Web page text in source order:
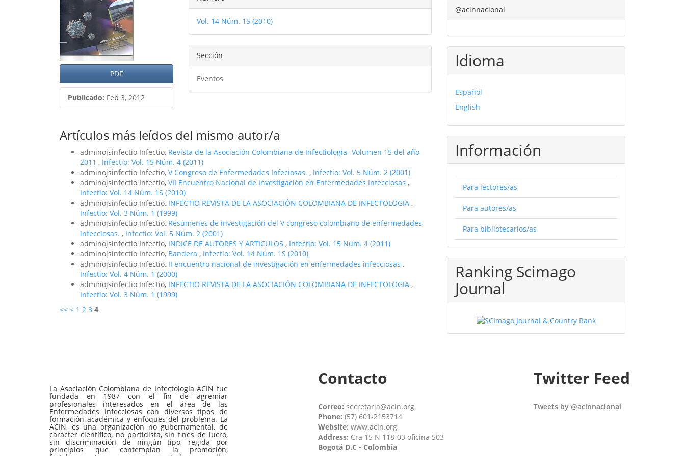
del
artículo
PDF
Publicado: Feb 3, 2012
del
artículo
del
artículo
Vol. 14 Núm. 1S (2010)
Sección
Eventos
Artículos más leídos del mismo autor/a
adminojsinfectio Infectio, Revista de la Asociación Colombiana de Infectiologia- Volumen 15 del año
2011 , Infectio: Vol. 15 Núm. 4 (2011)
adminojsinfectio Infectio, V Congreso de Enfermedades Infeciosas. , Infectio: Vol. 5 Núm. 2 (2001)
adminojsinfectio Infectio, VII Encuentro Nacional de Investigación en Enfermedades Infecciosas ,
Infectio: Vol. 14 Núm. 1S (2010)
adminojsinfectio Infectio, INFECTIO REVISTA DE LA ASOCIACIÓN COLOMBIANA DE INFECTOLOGIA ,
Infectio: Vol. 3 Núm. 1 (1999)
adminojsinfectio Infectio, Resúmenes de investigación del V congreso colombiano de enfermedades
infecciosas. , Infectio: Vol. 5 Núm. 2 (2001)
adminojsinfectio Infectio, INDICE DE AUTORES Y ARTICULOS , Infectio: Vol. 15 Núm. 4 (2011)
adminojsinfectio Infectio, Bandera , Infectio: Vol. 14 Núm. 1S (2010)
adminojsinfectio Infectio, II encuentro nacional de investigación en enfermedades infecciosas ,
Infectio: Vol. 4 Núm. 1 (2000)
adminojsinfectio Infectio, INFECTIO REVISTA DE LA ASOCIACIÓN COLOMBIANA DE INFECTOLOGIA ,
Infectio: Vol. 3 Núm. 1 (1999)
<< < 1 2 3 4
@acinnacional
Idioma
Español
English
Información
Para lectores/as
Para autores/as
Para bibliotecarios/as
Ranking Scimago
Journal
La Asociación Colombiana de Infectología ACIN fue
fundada en 1987 con el fin de agremiar
profesionales interesados en el área de las
Enfermedades Infecciosas con diversos tipos de
formación académica y enfoques del problema. La
ACIN, es una organización no gubernamental, de
carácter científico, no partidista, sin fines de lucro,
sin discriminación de ningún tipo, regida por
principios que contemplan la promoción,
Contacto
Correo: secretaria@acin.org
Phone: (57) 601-2153714
Website: www.acin.org
Address: Cra 15 N 118-03 oficina 503
Bogotá D.C - Colombia
Twitter Feed
Tweets by @acinnacional